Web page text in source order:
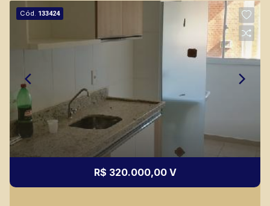
Thamiris Leandra Benevides
CRECI 270092 - Venda
Corretor(a) Online
CORRETOR DE PLANTÃO
Cód. 133424
R$ 320.000,00 V